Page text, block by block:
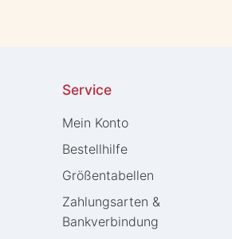
Service
Mein Konto
Bestellhilfe
Größentabellen
Zahlungsarten &
Bankverbindung